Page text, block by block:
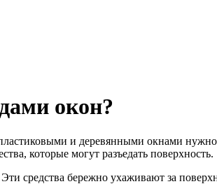
окон?
и деревянными окнами
которые могут разъедать поверхность.
средства бережно ухаживают за